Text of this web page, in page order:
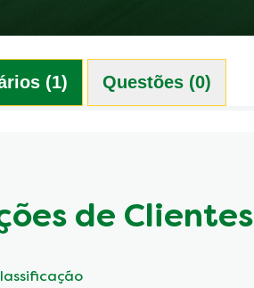
(1) Questões (0)
de Clientes